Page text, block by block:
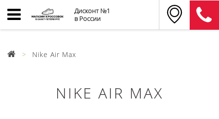
Дисконт №1
в России
Nike Air Max
NIKE AIR MAX